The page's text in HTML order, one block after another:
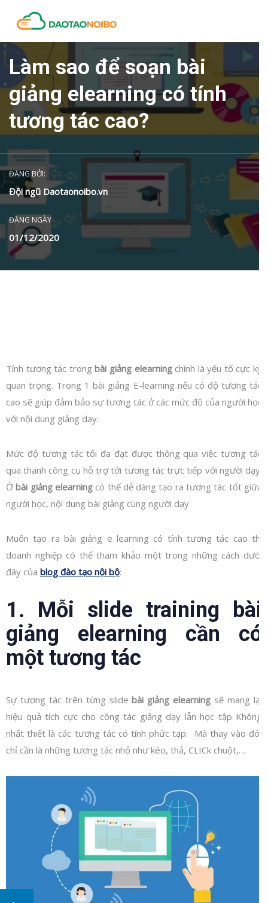
Làm sao để soạn bài
giảng elearning có tính
tương tác cao?
ĐĂNG BỞI:
Đội ngũ Daotaonoibo.vn
ĐĂNG NGÀY
01/12/2020
Tính tương tác trongbài giảng elearningchính là yếu tố cực kỳ
quan trọng. Trong 1 bài giảng E-learning nếu có độ tương tác
cao sẽ giúp đảm bảo sự tương tác ở các mức độ của người học
với nội dung giảng dạy.
Mức độ tương tác tối đa đạt được thông qua việc tương tác
qua thanh công cụ hỗ trợ tới tương tác trực tiếp với người dạy.
Ởbài giảng elearningcó thể dễ dàng tạo ra tương tác tốt giữa
người học, nội dung bài giảng cùng người dạy
Muốn tạo ra bài giảng e learning có tính tương tác cao thì
doanh nghiệp có thể tham khảo một trong những cách dưới
đây của blog đào tạo nội bộ:
1. Mỗi slide training bài
giảng elearning cần có
một tương tác
Sự tương tác trên từng slidebài giảng elearning sẽ mang lại
hiệu quả tích cực cho công tác giảng dạy lẫn học tập Không
nhất thiết là các tương tác có tính phức tạp. Mà thay vào đó,
chỉ cần là những tương tác nhỏ như kéo, thả, CLICk chuột,…